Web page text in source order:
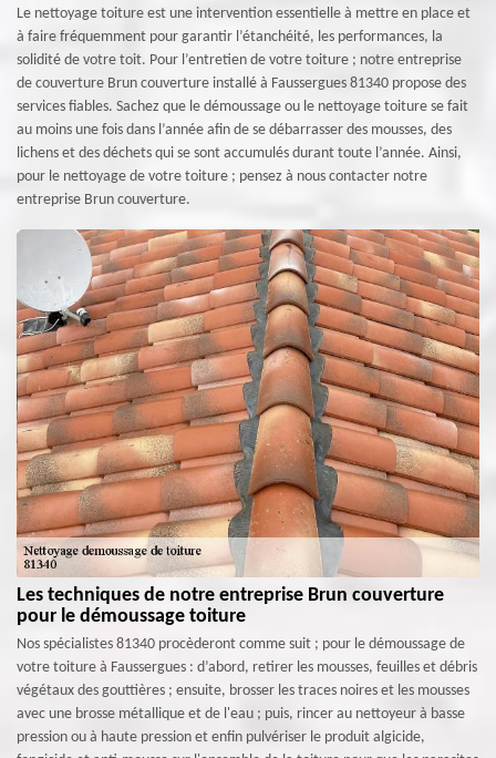
Le nettoyage toiture est une intervention essentielle à mettre en place et
à faire fréquemment pour garantir l’étanchéité, les performances, la
solidité de votre toit. Pour l’entretien de votre toiture ; notre entreprise
de couverture Brun couverture installé à Faussergues 81340 propose des
services fiables. Sachez que le démoussage ou le nettoyage toiture se fait
au moins une fois dans l’année afin de se débarrasser des mousses, des
lichens et des déchets qui se sont accumulés durant toute l’année. Ainsi,
pour le nettoyage de votre toiture ; pensez à nous contacter notre
entreprise Brun couverture.
Les techniques de notre entreprise Brun couverture
pour le démoussage toiture
Nos spécialistes 81340 procèderont comme suit ; pour le démoussage de
votre toiture à Faussergues : d’abord, retirer les mousses, feuilles et débris
végétaux des gouttières ; ensuite, brosser les traces noires et les mousses
avec une brosse métallique et de l'eau ; puis, rincer au nettoyeur à basse
pression ou à haute pression et enfin pulvériser le produit algicide,